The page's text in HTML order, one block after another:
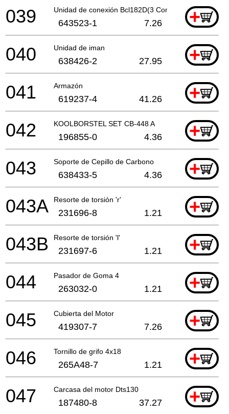
Unidad de conexión Bcl182D(3 Cont) A +
039 643523-1 7.26
Unidad de iman +
040 638426-2 27.95
Armazón +
041 619237-4 41.26
KOOLBORSTEL SET CB-448 A +
042 196855-0 4.36
Soporte de Cepillo de Carbono +
043 638433-5 4.36
Resorte de torsión 'r' +
043A 231696-8 1.21
Resorte de torsión 'l' +
043B 231697-6 1.21
Pasador de Goma 4 +
044 263032-0 1.21
Cubierta del Motor +
045 419307-7 7.26
Tornillo de grifo 4x18 +
046 265A48-7 1.21
Carcasa del motor Dts130 +
047 187480-8 37.27